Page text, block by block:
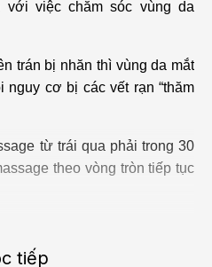
với việc chăm sóc vùng da
trán bị nhăn thì vùng da mắt
nguy cơ bị các vết rạn “thăm
từ trái qua phải trong 30
theo vòng tròn tiếp tục
Các thao tác massage
tiếp